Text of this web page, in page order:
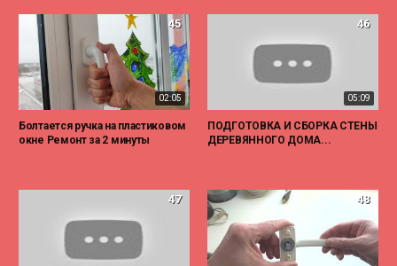
02:05
45
Болтается ручка на пластиковом
окне Ремонт за 2 минуты
05:09
46
ПОДГОТОВКА И СБОРКА СТЕНЫ
ДЕРЕВЯННОГО ДОМА...
47 48